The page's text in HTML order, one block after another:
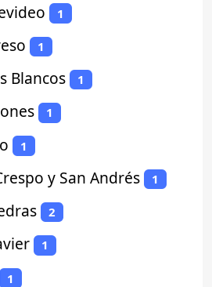
1
1
Blancos 1
1
1
y San Andrés 1
2
1
1